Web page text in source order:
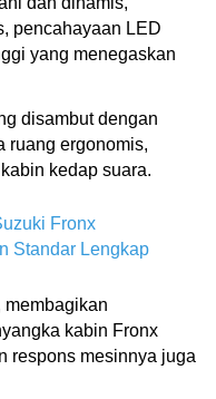
pencahayaan LED
yang menegaskan
disambut dengan
ruang ergonomis,
kedap suara.
Fronx
Standar Lengkap
membagikan
kabin Fronx
respons mesinnya juga